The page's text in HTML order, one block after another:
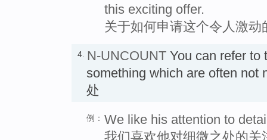
this exciting offer.
关于如何申请这个令人激
4. N-UNCOUNT You can refer to
something which are often not
处
例： We like his attention to
我们喜欢他对细微之处的关